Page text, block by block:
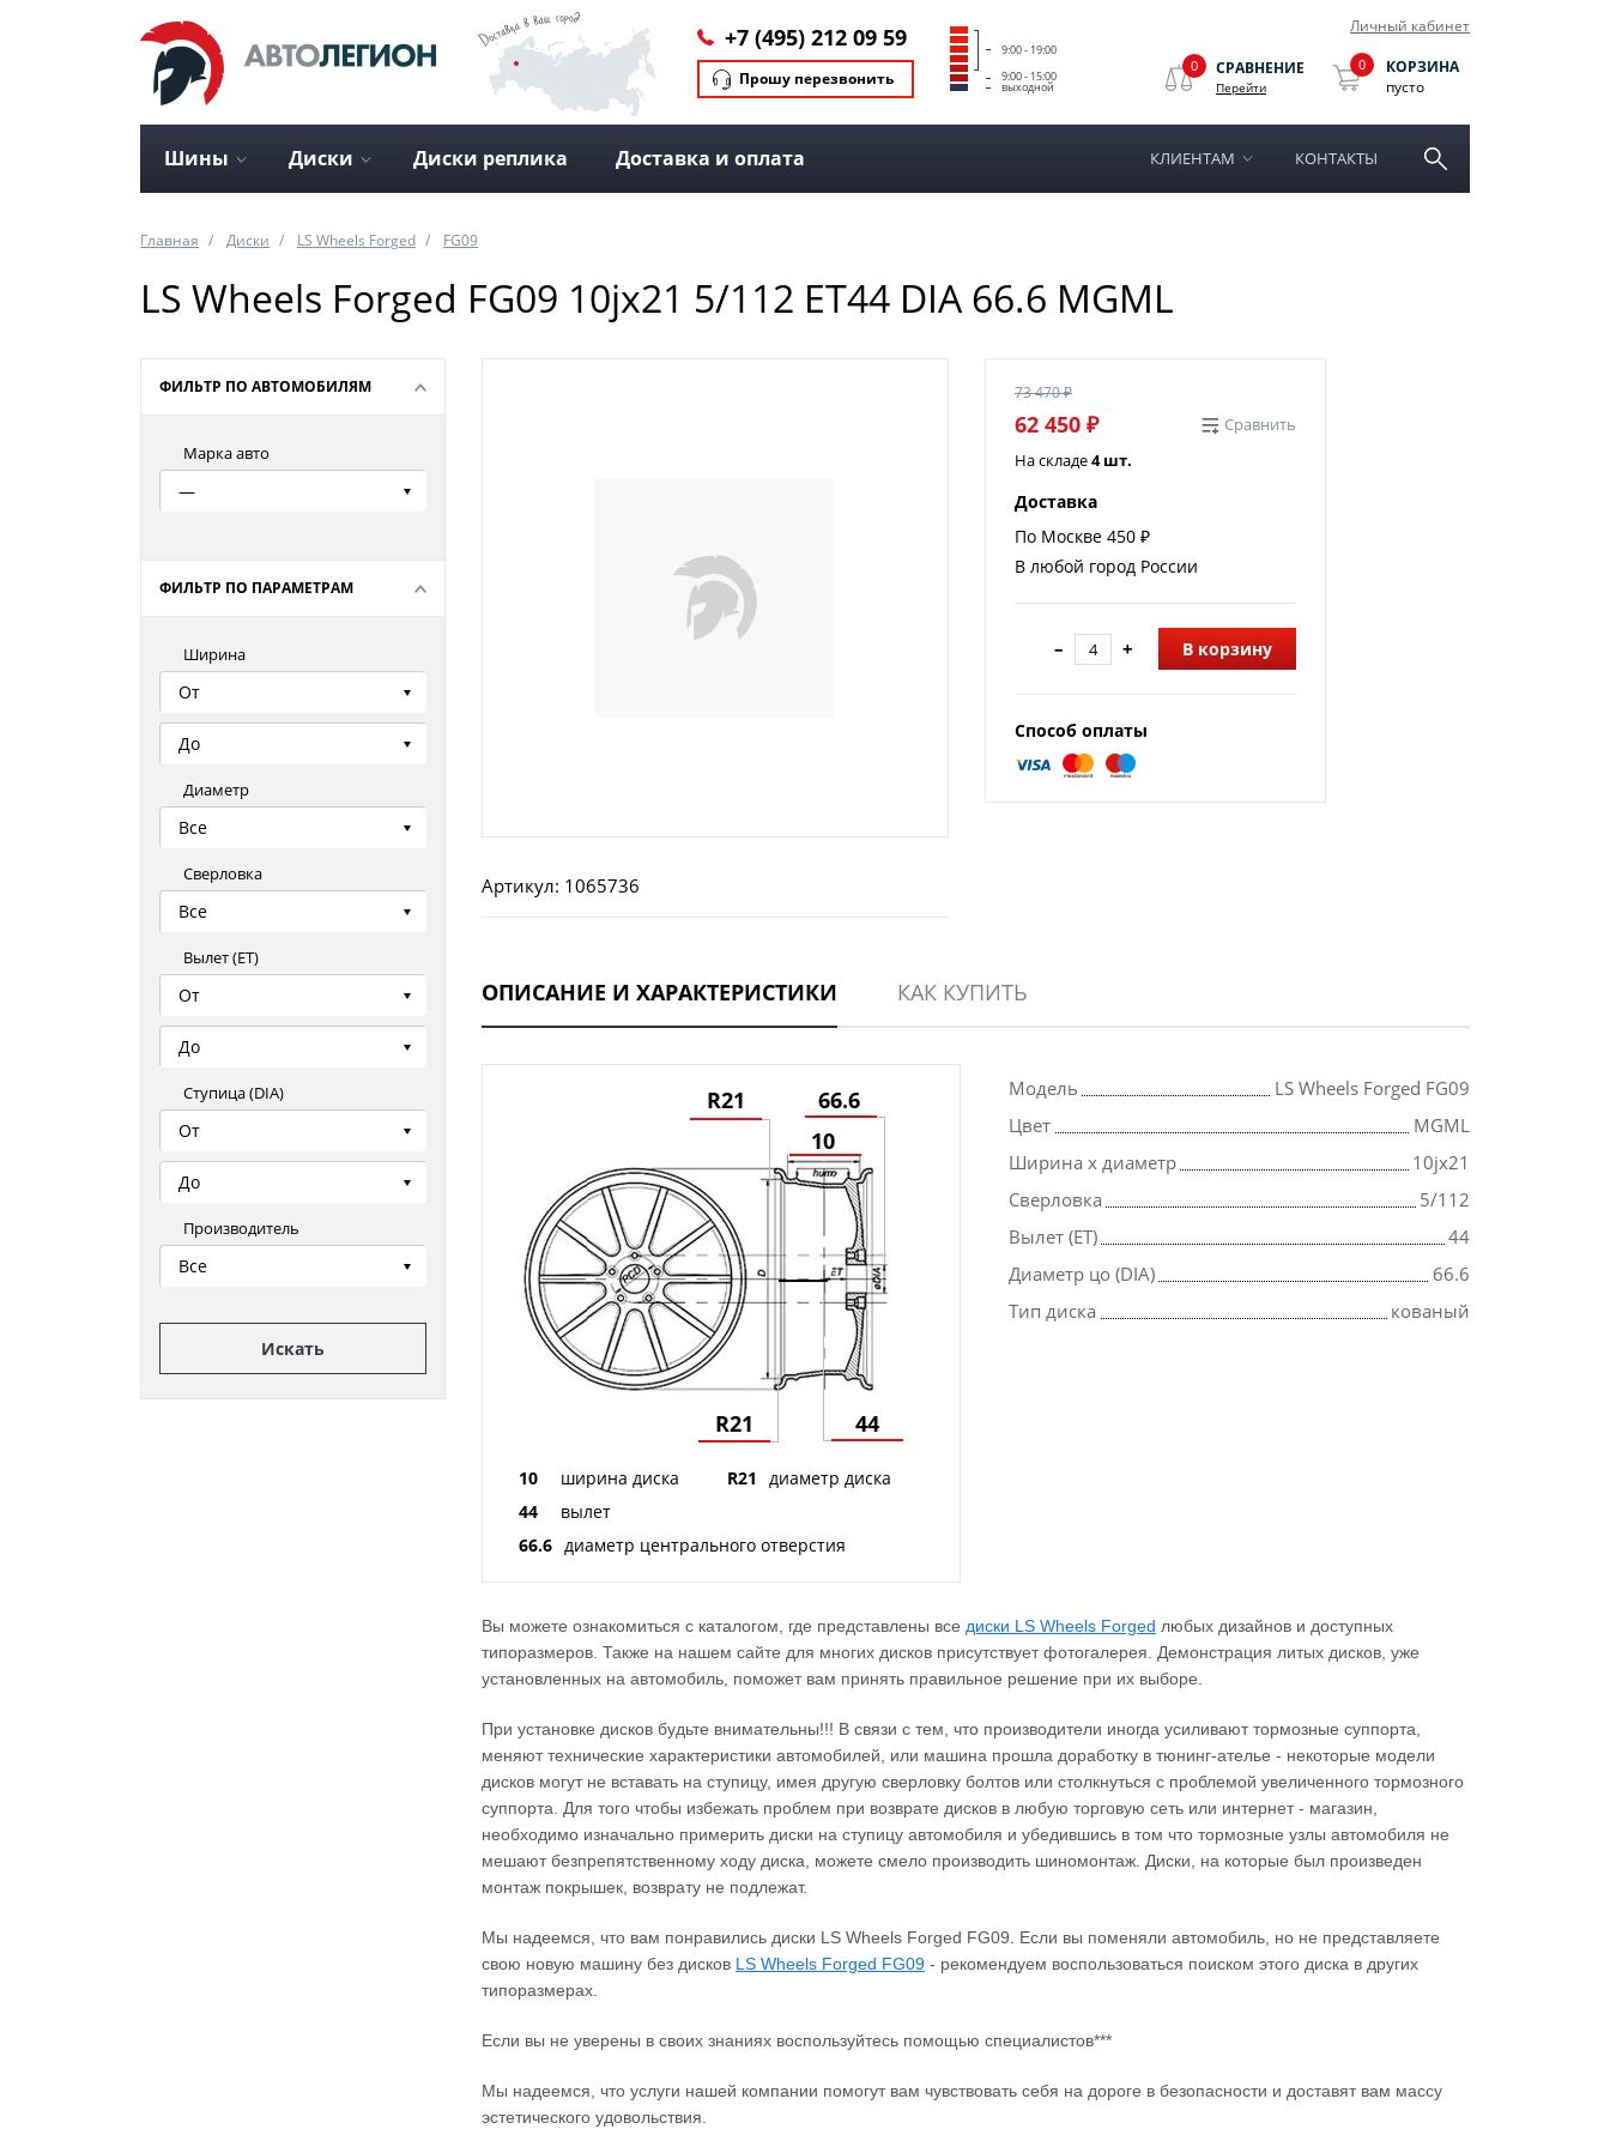
Личный кабинет
+7 (495) 212 09 59
Прошу перезвонить
9:00 - 19:00
9:00 - 15:00
выходной
0 СРАВНЕНИЕ
Перейти
0
КОРЗИНА
пусто
Шины Диски Диски реплика Доставка и оплата КЛИЕНТАМ КОНТАКТЫ
Главная Диски LS Wheels Forged FG09
LS Wheels Forged FG09 10jx21 5/112 ET44 DIA 66.6 MGML
ФИЛЬТР ПО АВТОМОБИЛЯМ
Марка авто
—
ФИЛЬТР ПО ПАРАМЕТРАМ
Ширина
От
До
Диаметр
Все
Сверловка
Все
Вылет (ЕТ)
От
До
Ступица (DIA)
От
До
Производитель
Все
Искать
Артикул: 1065736
73 470 ₽
62 450 ₽
Сравнить
На складе4 шт.
Доставка
По Москве 450 ₽
В любой город России
– + В корзину
Способ оплаты
ОПИСАНИЕ И ХАРАКТЕРИСТИКИ КАК КУПИТЬ
R21
66.6
10
R21 44
10 ширина диска R21
диаметр диска
44
вылет
66.6 диаметр центрального отверстия
Модель
LS Wheels Forged FG09
Цвет
MGML
Ширина х диаметр
10jx21
Сверловка
5/112
Вылет (ET)
44
Диаметр цо (DIA)
66.6
Тип диска
кованый
Вы можете ознакомиться с каталогом, где представлены все диски LS Wheels Forged любых дизайнов и доступных
типоразмеров. Также на нашем сайте для многих дисков присутствует фотогалерея. Демонстрация литых дисков, уже
установленных на автомобиль, поможет вам принять правильное решение при их выборе.
При установке дисков будьте внимательны!!! В связи с тем, что производители иногда усиливают тормозные суппорта,
меняют технические характеристики автомобилей, или машина прошла доработку в тюнинг-ателье - некоторые модели
дисков могут не вставать на ступицу, имея другую сверловку болтов или столкнуться с проблемой увеличенного тормозного
суппорта. Для того чтобы избежать проблем при возврате дисков в любую торговую сеть или интернет - магазин,
необходимо изначально примерить диски на ступицу автомобиля и убедившись в том что тормозные узлы автомобиля не
мешают безпрепятственному ходу диска, можете смело производить шиномонтаж. Диски, на которые был произведен
монтаж покрышек, возврату не подлежат.
Мы надеемся, что вам понравились диски LS Wheels Forged FG09. Если вы поменяли автомобиль, но не представляете
свою новую машину без дисков LS Wheels Forged FG09 ‐ рекомендуем воспользоваться поиском этого диска в других
типоразмерах.
Если вы не уверены в своих знаниях воспользуйтесь помощью специалистов***
Мы надеемся, что услуги нашей компании помогут вам чувствовать себя на дороге в безопасности и доставят вам массу
эстетического удовольствия.